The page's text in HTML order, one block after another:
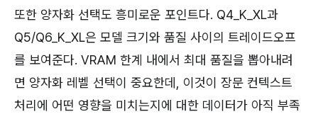
또한 양자화 선택도 흥미로운 포인트다. Q4_K_XL과
Q5/Q6_K_XL은 모델 크기와 품질 사이의 트레이드오프
를 보여준다. VRAM 한계 내에서 최대 품질을 뽑아내려
면 양자화 레벨 선택이 중요한데, 이것이 장문 컨텍스트
처리에 어떤 영향을 미치는지에 대한 데이터가 아직 부족